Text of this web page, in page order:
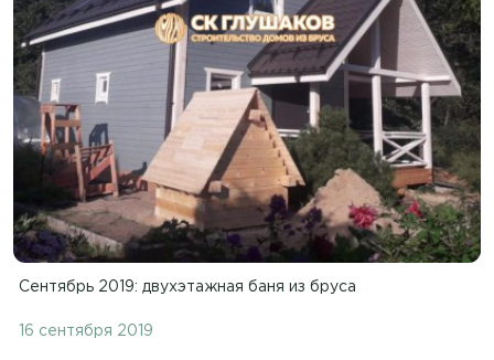
Сентябрь 2019: двухэтажная баня из бруса
16 сентября 2019